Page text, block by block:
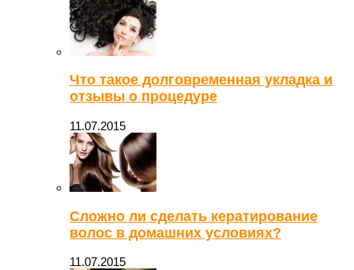
Что такое долговременная укладка и
отзывы о процедуре
11.07.2015
Сложно ли сделать кератирование
волос в домашних условиях?
11.07.2015